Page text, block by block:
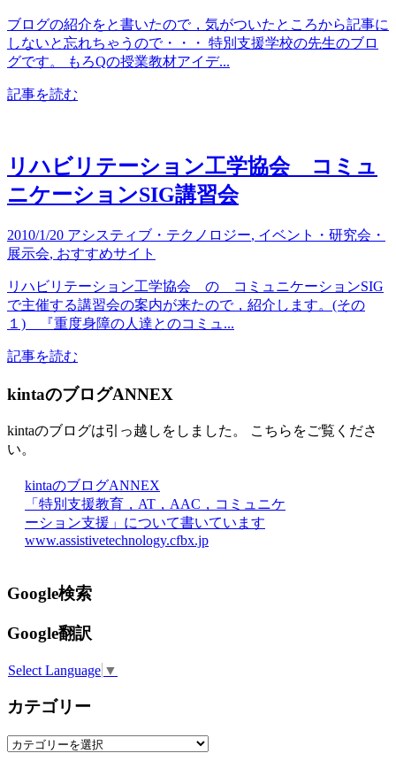
ブログの紹介をと書いたので，気がついたところから記事に
しないと忘れちゃうので・・・ 特別支援学校の先生のブロ
グです。 もろQの授業教材アイデ...
記事を読む
リハビリテーション工学協会 コミュ
ニケーションSIG講習会
2010/1/20 アシスティブ・テクノロジー, イベント・研究会・
展示会, おすすめサイト
リハビリテーション工学協会 の コミュニケーションSIG
で主催する講習会の案内が来たので，紹介します。(その
１) 『重度身障の人達とのコミュ...
記事を読む
kintaのブログANNEX
kintaのブログは引っ越しをしました。 こちらをご覧くださ
い。
kintaのブログANNEX
「特別支援教育，AT，AAC，コミュニケ
ーション支援」について書いています
www.assistivetechnology.cfbx.jp
Google検索
Google翻訳
Select Language ▼
カテゴリー
カ